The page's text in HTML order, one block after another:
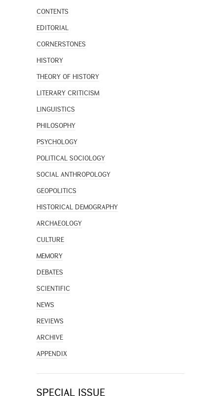
CONTENTS
EDITORIAL
CORNERSTONES
HISTORY
THEORY OF HISTORY
LITERARY CRITICISM
LINGUISTICS
PHILOSOPHY
PSYCHOLOGY
POLITICAL SOCIOLOGY
SOCIAL ANTHROPOLOGY
GEOPOLITICS
HISTORICAL DEMOGRAPHY
ARCHAEOLOGY
CULTURE
MEMORY
DEBATES
SCIENTIFIC
NEWS
REVIEWS
ARCHIVE
APPENDIX
SPECIAL ISSUE